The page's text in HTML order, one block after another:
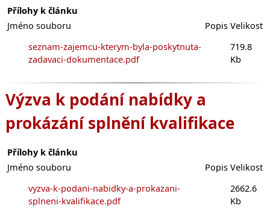
Přílohy k článku
Jméno souboru
Popis Velikost
seznam-zajemcu-kterym-byla-poskytnuta-
zadavaci-dokumentace.pdf
719.8
Kb
Výzva k podání nabídky a
prokázání splnění kvalifikace
Přílohy k článku
Jméno souboru
Popis Velikost
vyzva-k-podani-nabidky-a-prokazani-
splneni-kvalifikace.pdf
2662.6
Kb